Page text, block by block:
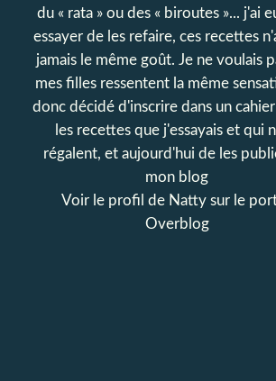
du « rata » ou des « biroutes »... j'ai
essayer de les refaire, ces recettes
jamais le même goût. Je ne voulais
mes filles ressentent la même
donc décidé d'inscrire dans un
les recettes que j'essayais et qui
régalent, et aujourd'hui de les
mon blog
Voir le profil de Natty sur le
Overblog